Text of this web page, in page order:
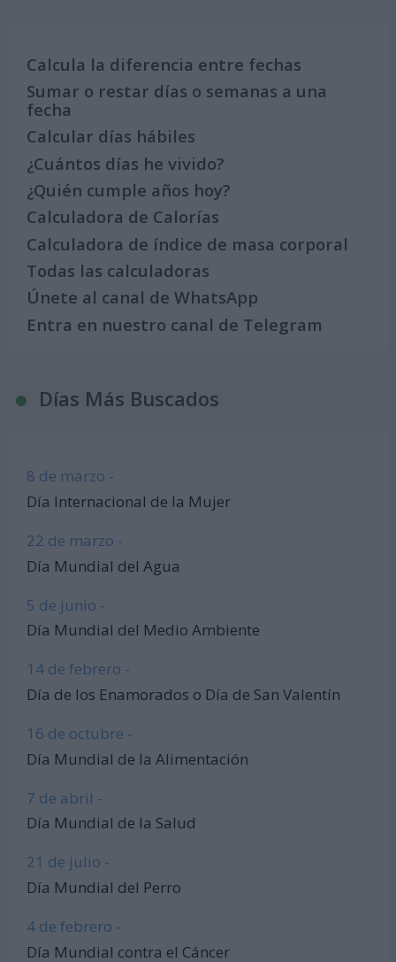
Calcula la diferencia entre fechas
Sumar o restar días o semanas a una
fecha
Calcular días hábiles
¿Cuántos días he vivido?
¿Quién cumple años hoy?
Calculadora de Calorías
Calculadora de índice de masa corporal
Todas las calculadoras
Únete al canal de WhatsApp
Entra en nuestro canal de Telegram
Días Más Buscados
8 de marzo -
Día Internacional de la Mujer
22 de marzo -
Día Mundial del Agua
5 de junio -
Día Mundial del Medio Ambiente
14 de febrero -
Día de los Enamorados o Día de San Valentín
16 de octubre -
Día Mundial de la Alimentación
7 de abril -
Día Mundial de la Salud
21 de julio -
Día Mundial del Perro
4 de febrero -
Día Mundial contra el Cáncer